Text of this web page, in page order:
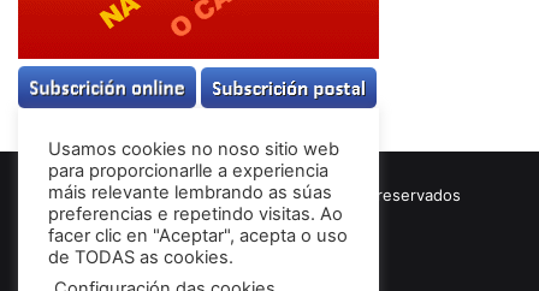
© Copyright 2026, Todos los derechos reservados
Términos & Condiciones
Usamos cookies no noso sitio web
para proporcionarlle a experiencia
máis relevante lembrando as súas
preferencias e repetindo visitas. Ao
facer clic en "Aceptar", acepta o uso
de TODAS as cookies.